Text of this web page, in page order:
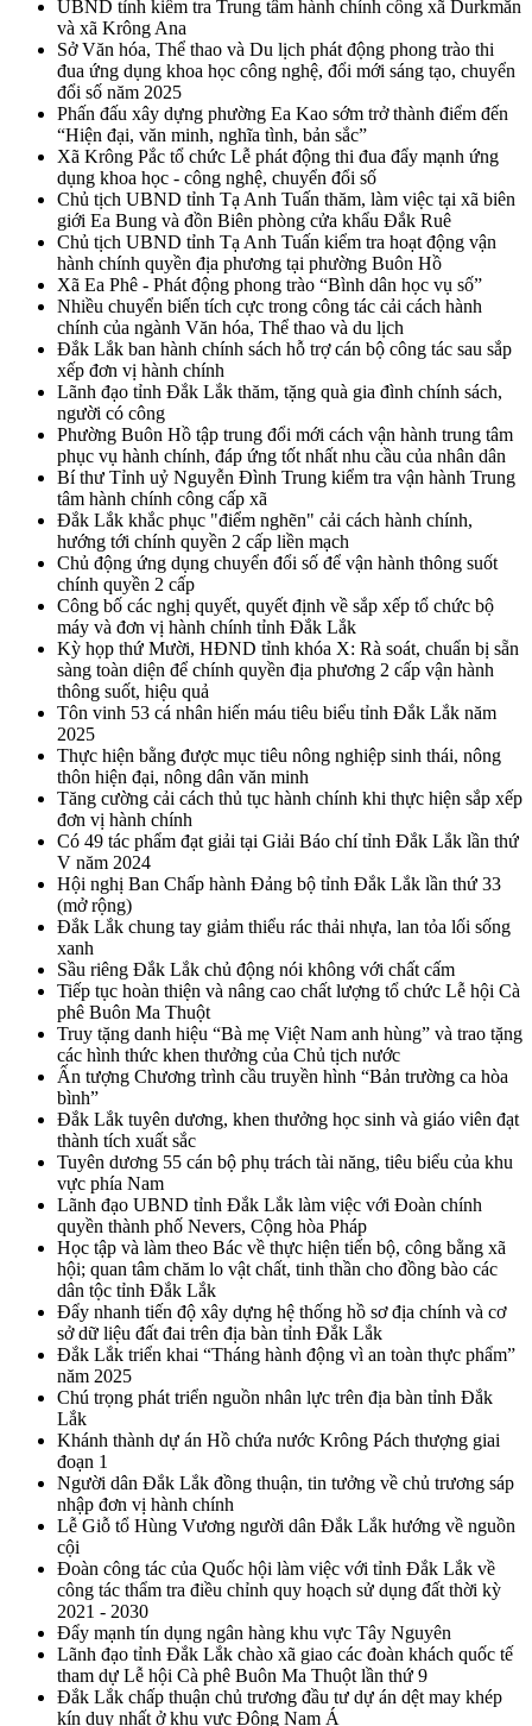
UBND tỉnh kiểm tra Trung tâm hành chính công xã Durkmăn
và xã Krông Ana
Sở Văn hóa, Thể thao và Du lịch phát động phong trào thi
đua ứng dụng khoa học công nghệ, đổi mới sáng tạo, chuyển
đổi số năm 2025
Phấn đấu xây dựng phường Ea Kao sớm trở thành điểm đến
“Hiện đại, văn minh, nghĩa tình, bản sắc”
Xã Krông Pắc tổ chức Lễ phát động thi đua đẩy mạnh ứng
dụng khoa học - công nghệ, chuyển đổi số
Chủ tịch UBND tỉnh Tạ Anh Tuấn thăm, làm việc tại xã biên
giới Ea Bung và đồn Biên phòng cửa khẩu Đắk Ruê
Chủ tịch UBND tỉnh Tạ Anh Tuấn kiểm tra hoạt động vận
hành chính quyền địa phương tại phường Buôn Hồ
Xã Ea Phê - Phát động phong trào “Bình dân học vụ số”
Nhiều chuyển biến tích cực trong công tác cải cách hành
chính của ngành Văn hóa, Thể thao và du lịch
Đắk Lắk ban hành chính sách hỗ trợ cán bộ công tác sau sắp
xếp đơn vị hành chính
Lãnh đạo tỉnh Đắk Lắk thăm, tặng quà gia đình chính sách,
người có công
Phường Buôn Hồ tập trung đổi mới cách vận hành trung tâm
phục vụ hành chính, đáp ứng tốt nhất nhu cầu của nhân dân
Bí thư Tỉnh uỷ Nguyễn Đình Trung kiểm tra vận hành Trung
tâm hành chính công cấp xã
Đắk Lắk khắc phục "điểm nghẽn" cải cách hành chính,
hướng tới chính quyền 2 cấp liền mạch
Chủ động ứng dụng chuyển đổi số để vận hành thông suốt
chính quyền 2 cấp
Công bố các nghị quyết, quyết định về sắp xếp tổ chức bộ
máy và đơn vị hành chính tỉnh Đắk Lắk
Kỳ họp thứ Mười, HĐND tỉnh khóa X: Rà soát, chuẩn bị sẵn
sàng toàn diện để chính quyền địa phương 2 cấp vận hành
thông suốt, hiệu quả
Tôn vinh 53 cá nhân hiến máu tiêu biểu tỉnh Đắk Lắk năm
2025
Thực hiện bằng được mục tiêu nông nghiệp sinh thái, nông
thôn hiện đại, nông dân văn minh
Tăng cường cải cách thủ tục hành chính khi thực hiện sắp xếp
đơn vị hành chính
Có 49 tác phẩm đạt giải tại Giải Báo chí tỉnh Đắk Lắk lần thứ
V năm 2024
Hội nghị Ban Chấp hành Đảng bộ tỉnh Đắk Lắk lần thứ 33
(mở rộng)
Đắk Lắk chung tay giảm thiểu rác thải nhựa, lan tỏa lối sống
xanh
Sầu riêng Đắk Lắk chủ động nói không với chất cấm
Tiếp tục hoàn thiện và nâng cao chất lượng tổ chức Lễ hội Cà
phê Buôn Ma Thuột
Truy tặng danh hiệu “Bà mẹ Việt Nam anh hùng” và trao tặng
các hình thức khen thưởng của Chủ tịch nước
Ấn tượng Chương trình cầu truyền hình “Bản trường ca hòa
bình”
Đắk Lắk tuyên dương, khen thưởng học sinh và giáo viên đạt
thành tích xuất sắc
Tuyên dương 55 cán bộ phụ trách tài năng, tiêu biểu của khu
vực phía Nam
Lãnh đạo UBND tỉnh Đắk Lắk làm việc với Đoàn chính
quyền thành phố Nevers, Cộng hòa Pháp
Học tập và làm theo Bác về thực hiện tiến bộ, công bằng xã
hội; quan tâm chăm lo vật chất, tinh thần cho đồng bào các
dân tộc tỉnh Đắk Lắk
Đẩy nhanh tiến độ xây dựng hệ thống hồ sơ địa chính và cơ
sở dữ liệu đất đai trên địa bàn tỉnh Đắk Lắk
Đắk Lắk triển khai “Tháng hành động vì an toàn thực phẩm”
năm 2025
Chú trọng phát triển nguồn nhân lực trên địa bàn tỉnh Đắk
Lắk
Khánh thành dự án Hồ chứa nước Krông Pách thượng giai
đoạn 1
Người dân Đắk Lắk đồng thuận, tin tưởng về chủ trương sáp
nhập đơn vị hành chính
Lễ Giỗ tổ Hùng Vương người dân Đắk Lắk hướng về nguồn
cội
Đoàn công tác của Quốc hội làm việc với tỉnh Đắk Lắk về
công tác thẩm tra điều chỉnh quy hoạch sử dụng đất thời kỳ
2021 - 2030
Đẩy mạnh tín dụng ngân hàng khu vực Tây Nguyên
Lãnh đạo tỉnh Đắk Lắk chào xã giao các đoàn khách quốc tế
tham dự Lễ hội Cà phê Buôn Ma Thuột lần thứ 9
Đắk Lắk chấp thuận chủ trương đầu tư dự án dệt may khép
kín duy nhất ở khu vực Đông Nam Á